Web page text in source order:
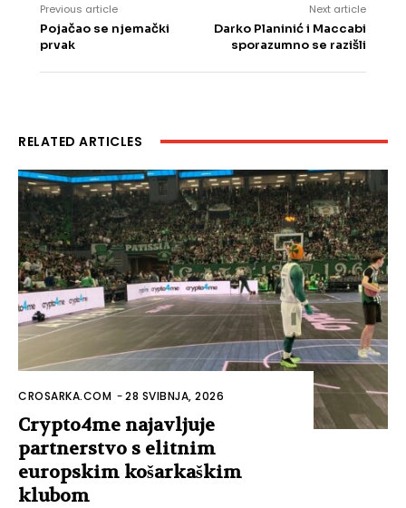
Previous article
Pojačao se njemački
prvak
Next article
Darko Planinić i Maccabi
sporazumno se razišli
RELATED ARTICLES
CROSARKA.COM -28 SVIBNJA, 2026
Crypto4me najavljuje
partnerstvo s elitnim
europskim košarkaškim
klubom